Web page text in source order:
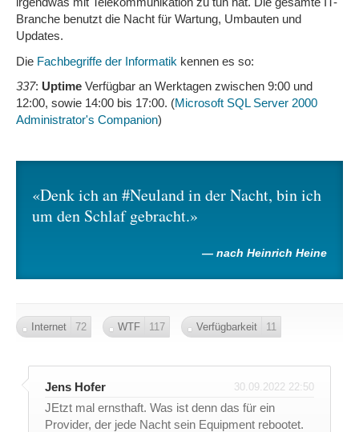
Branche benutzt die Nacht für Wartung, Umbauten und
Updates.
Die Fachbegriffe der Informatik kennen es so:
337: Uptime Verfügbar an Werktagen zwischen 9:00 und
12:00, sowie 14:00 bis 17:00. (Microsoft SQL Server 2000
Administrator's Companion)
Denk ich an #Neuland in der Nacht, bin ich
um den Schlaf gebracht.
nach Heinrich Heine
Internet 72 WTF 117 Verfügbarkeit 11
Jens Hofer 30.09.2022 22:50
JEtzt mal ernsthaft. Was ist denn das für ein
Provider, der jede Nacht sein Equipment rebootet.